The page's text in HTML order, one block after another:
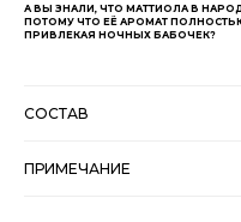
А ВЫ ЗНАЛИ, ЧТО МАТТИОЛА В
ПОТОМУ ЧТО ЕЁ АРОМАТ
ПРИВЛЕКАЯ НОЧНЫХ БАБОЧЕК?
СОСТАВ
ПРИМЕЧАНИЕ